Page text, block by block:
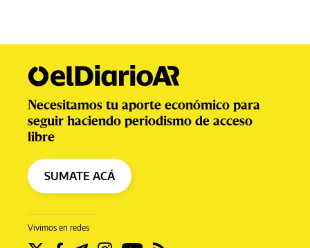
Vivimos en redes
Necesitamos tu aporte económico para
seguir haciendo periodismo de acceso
libre
SUMATE ACÁ